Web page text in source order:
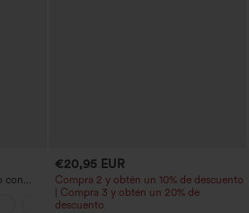
con
€20,95 EUR
Compra 2 y obtén un 10% de descuento
| Compra 3 y obtén un 20% de
descuento